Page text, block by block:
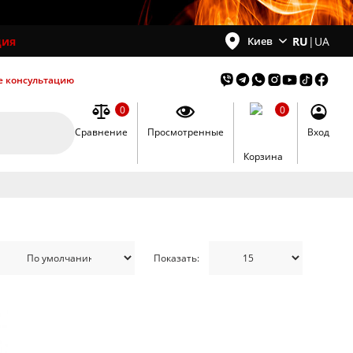
Киев RU | UA
консультацию
Сравнение
0
Просмотренные
Корзина
0
Вход
Показать: